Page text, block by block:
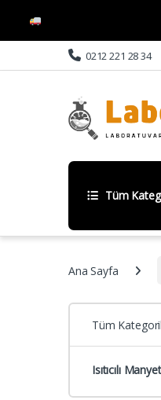
Skip to navigation
Skip to content 0212 221 28 34
Tüm
Ana Sayfa
Tüm
Isıtıcılı